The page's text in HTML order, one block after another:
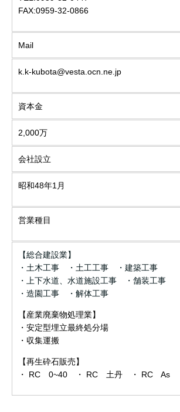
FAX:0959-32-0866
Mail
k.k-kubota@vesta.ocn.ne.jp
資本金
2,000万
会社設立
昭和48年1月
営業種目
【総合建設業】
・土木工事 ・土工工事 ・建築工事
・上下水道、水道施設工事 ・舗装工事
・造園工事 ・解体工事
【産業廃棄物処理業】
・安定型埋立最終処分場
・収集運搬
【再生砕石販売】
・ RC 0~40 ・ RC 土丹 ・ RC As